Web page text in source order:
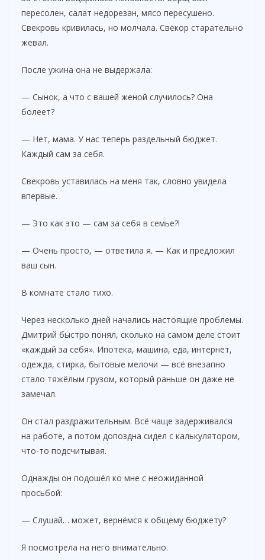
пересолен, салат недорезан, мясо пересушено.
Свекровь кривилась, но молчала. Свёкор старательно
жевал.
После ужина она не выдержала:
— Сынок, а что с вашей женой случилось? Она
болеет?
— Нет, мама. У нас теперь раздельный бюджет.
Каждый сам за себя.
Свекровь уставилась на меня так, словно увидела
впервые.
— Это как это — сам за себя в семье?!
— Очень просто, — ответила я. — Как и предложил
ваш сын.
В комнате стало тихо.
Через несколько дней начались настоящие проблемы.
Дмитрий быстро понял, сколько на самом деле стоит
«каждый за себя». Ипотека, машина, еда, интернет,
одежда, стирка, бытовые мелочи — всё внезапно
стало тяжёлым грузом, который раньше он даже не
замечал.
Он стал раздражительным. Всё чаще задерживался
на работе, а потом допоздна сидел с калькулятором,
что-то подсчитывая.
Однажды он подошёл ко мне с неожиданной
просьбой:
— Слушай… может, вернёмся к общему бюджету?
Я посмотрела на него внимательно.